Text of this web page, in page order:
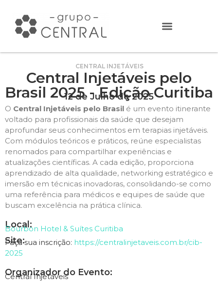
CENTRAL INJETÁVEIS
Central Injetáveis pelo
Brasil 2025 - Edição Curitiba
12 de Julho de 2025
O Central Injetáveis pelo Brasil é um evento itinerante
voltado para profissionais da saúde que desejam
aprofundar seus conhecimentos em terapias injetáveis.
Com módulos teóricos e práticos, reúne especialistas
renomados para compartilhar experiências e
atualizações científicas. A cada edição, proporciona
aprendizado de alta qualidade, networking estratégico e
imersão em técnicas inovadoras, consolidando-se como
uma referência para médicos e equipes de saúde que
buscam excelência na prática clínica.
Local:
Bourbon Hotel & Suítes Curitiba
Site:
Faça sua inscrição: https://centralinjetaveis.com.br/cib-
2025
Organizador do Evento:
Central Injetáveis